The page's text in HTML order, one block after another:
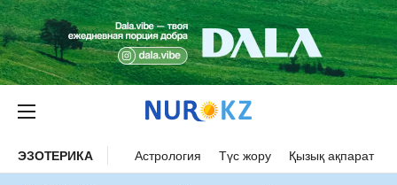
ЭЗОТЕРИКА Астрология Түс жору Қызық ақпарат